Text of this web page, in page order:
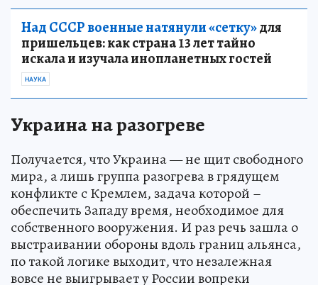
Над СССР военные натянули «сетку»для
пришельцев: как страна 13 лет тайно
искала и изучала инопланетных гостей
НАУКА
Украина на разогреве
Получается, что Украина — не щит свободного
мира, а лишь группа разогрева в грядущем
конфликте с Кремлем, задача которой –
обеспечить Западу время, необходимое для
собственного вооружения. И раз речь зашла о
выстраивании обороны вдоль границ альянса,
по такой логике выходит, что незалежная
вовсе не выигрывает у России вопреки